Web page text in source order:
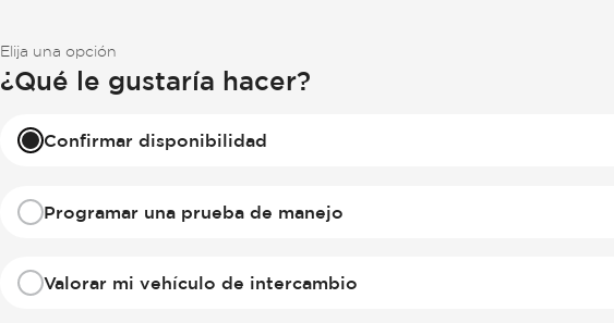
Elija una opción
¿Qué le gustaría hacer?
Confirmar disponibilidad
Programar una prueba de manejo
Valorar mi vehículo de intercambio